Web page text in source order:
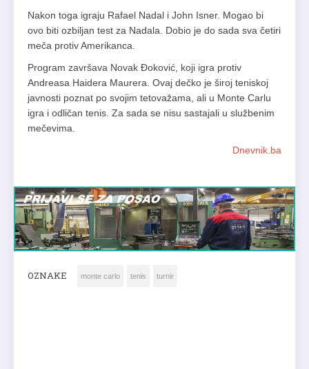
Nakon toga igraju Rafael Nadal i John Isner. Mogao bi
ovo biti ozbiljan test za Nadala. Dobio je do sada sva četiri
meča protiv Amerikanca.
Program završava Novak Đoković, koji igra protiv
Andreasa Haidera Maurera. Ovaj dečko je široj teniskoj
javnosti poznat po svojim tetovažama, ali u Monte Carlu
igra i odličan tenis. Za sada se nisu sastajali u službenim
mečevima.
Dnevnik.ba
OZNAKE monte carlo tenis turnir